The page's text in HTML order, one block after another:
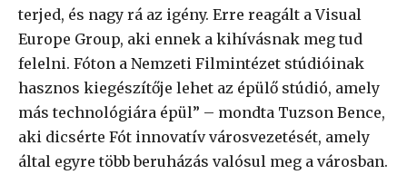
terjed, és nagy rá az igény. Erre reagált a Visual
Europe Group, aki ennek a kihívásnak meg tud
felelni. Fóton a Nemzeti Filmintézet stúdióinak
hasznos kiegészítője lehet az épülő stúdió, amely
más technológiára épül” – mondta Tuzson Bence,
aki dicsérte Fót innovatív városvezetését, amely
által egyre több beruházás valósul meg a városban.